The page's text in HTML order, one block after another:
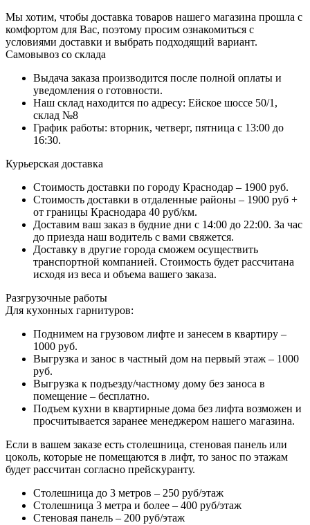
Мы хотим, чтобы доставка товаров нашего магазина прошла с
комфортом для Вас, поэтому просим ознакомиться с
условиями доставки и выбрать подходящий вариант.
Самовывоз со склада
Выдача заказа производится после полной оплаты и
уведомления о готовности.
Наш склад находится по адресу: Ейское шоссе 50/1,
склад №8
График работы: вторник, четверг, пятница с 13:00 до
16:30.
Курьерская доставка
Стоимость доставки по городу Краснодар – 1900 руб.
Стоимость доставки в отдаленные районы – 1900 руб +
от границы Краснодара 40 руб/км.
Доставим ваш заказ в будние дни с 14:00 до 22:00. За час
до приезда наш водитель с вами свяжется.
Доставку в другие города сможем осуществить
транспортной компанией. Стоимость будет рассчитана
исходя из веса и объема вашего заказа.
Разгрузочные работы
Для кухонных гарнитуров:
Поднимем на грузовом лифте и занесем в квартиру –
1000 руб.
Выгрузка и занос в частный дом на первый этаж – 1000
руб.
Выгрузка к подъезду/частному дому без заноса в
помещение – бесплатно.
Подъем кухни в квартирные дома без лифта возможен и
просчитывается заранее менеджером нашего магазина.
Если в вашем заказе есть столешница, стеновая панель или
цоколь, которые не помещаются в лифт, то занос по этажам
будет рассчитан согласно прейскуранту.
Столешница до 3 метров – 250 руб/этаж
Столешница 3 метра и более – 400 руб/этаж
Стеновая панель – 200 руб/этаж